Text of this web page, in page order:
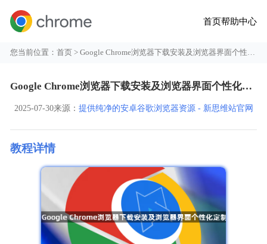
首页帮助中心
您当前位置：首页 > Google Chrome浏览器下载安装及浏览器界面个性化定制
Google Chrome浏览器下载安装及浏览器界面个性化定制
2025-07-30来源： 提供纯净的安卓谷歌浏览器资源 - 新思维站官网
教程详情